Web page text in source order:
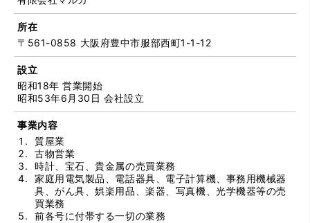
所在
〒561-0858 大阪府豊中市服部西町1-1-12
設立
昭和18年 営業開始
昭和53年6月30日 会社設立
事業内容
質屋業
古物営業
時計、宝石、貴金属の売買業務
家庭用電気製品、電話器具、電子計算機、事務用機械器
具、がん具、娯楽用品、楽器、写真機、光学機器等の売
買業務
前各号に付帯する一切の業務